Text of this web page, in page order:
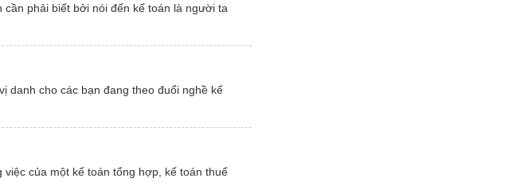
phải biết bởi nói đến kế toán là người ta
cho các bạn đang theo đuổi nghề kế
của một kế toán tổng hợp, kế toán thuế